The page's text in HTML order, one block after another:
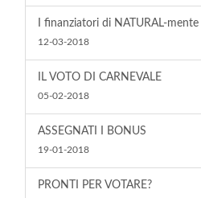
I finanziatori di NATURAL-mente
12-03-2018
IL VOTO DI CARNEVALE
05-02-2018
ASSEGNATI I BONUS
19-01-2018
PRONTI PER VOTARE?